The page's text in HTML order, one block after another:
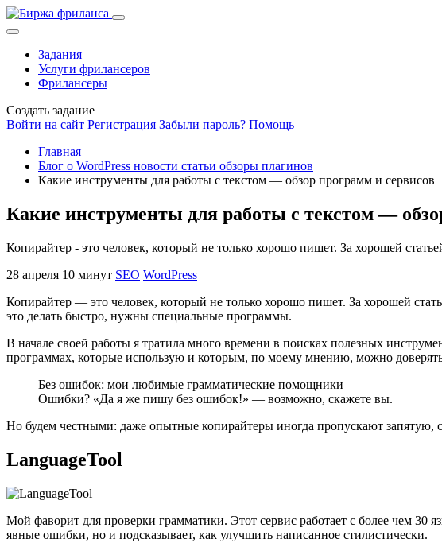
Задания
Услуги фрилансеров
Фрилансеры
Создать задание
Войти на сайт Регистрация Забыли пароль? Помощь
Главная
Блог о WordPress новости статьи обзоры плагинов
Какие инструменты для работы с текстом — обзор программ и сервисов
Какие инструменты для работы с текстом —
Копирайтер - это человек, который не только хорошо пишет. За хорошей
28 апреля 10 минут SEO WordPress
Копирайтер — это человек, который не только хорошо пишет. За хорошей
это делать быстро, нужны специальные программы.
В начале своей работы я тратила много времени в поисках полезных
программах, которые использую и которым, по моему мнению, можно
Без ошибок: мои любимые грамматические помощники
Ошибки? «Да я же пишу без ошибок!» — возможно, скажете вы.
Но будем честными: даже опытные копирайтеры иногда пропускают запятую,
LanguageTool
Мой фаворит для проверки грамматики. Этот сервис работает с более чем 30
явные ошибки, но и подсказывает, как улучшить написанное стилистически.